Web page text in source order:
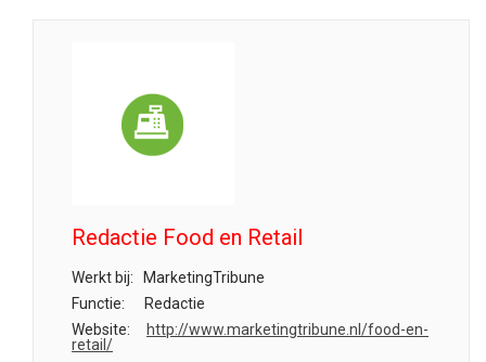
Redactie Food en Retail
Werkt bij:
MarketingTribune
Functie:
Redactie
Website:
http://www.marketingtribune.nl/food-en-
retail/